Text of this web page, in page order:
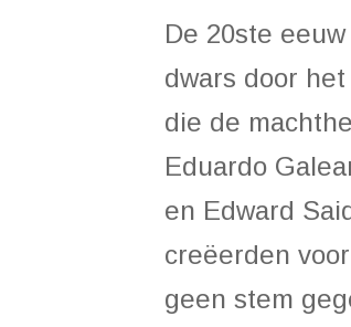
De 20ste
dwars door
die de
Eduardo
en Edward
creëerden
geen stem